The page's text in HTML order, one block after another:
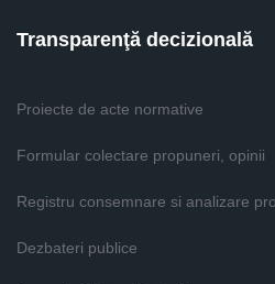
Transparenţă decizională
Proiecte de acte normative
Formular colectare propuneri, opinii
Registru consemnare si analizare
Dezbateri publice